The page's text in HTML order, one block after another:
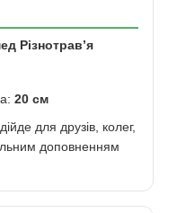
Різнотрав’я
20 см
для друзів, колег,
доповненням